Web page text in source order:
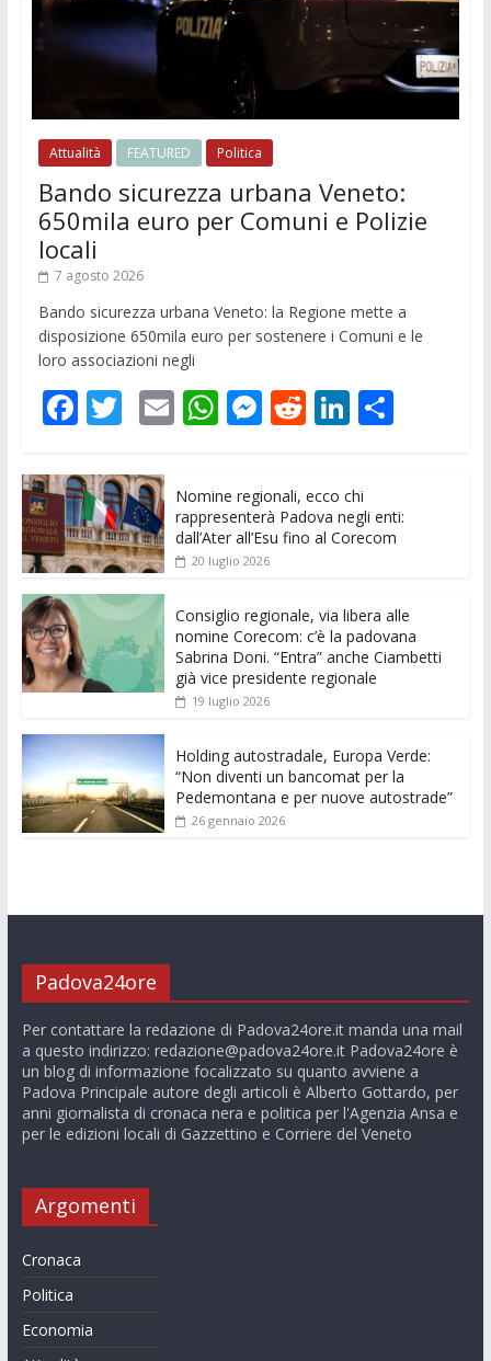
Attualità FEATURED Politica
Bando sicurezza urbana Veneto:
650mila euro per Comuni e Polizie
locali
7 agosto 2026
Bando sicurezza urbana Veneto: la Regione mette a
disposizione 650mila euro per sostenere i Comuni e le
loro associazioni negli
F
e
b
o
o
k
T
itt
er
E
l
W
s
A
p
p
M
ss
e
n
er
R
di
t
Li
k
e
dI
C
di
vi
Nomine regionali, ecco chi
rappresenterà Padova negli enti:
dall’Ater all’Esu fino al Corecom
20 luglio 2026
Consiglio regionale, via libera alle
nomine Corecom: c’è la padovana
Sabrina Doni. “Entra” anche Ciambetti
già vice presidente regionale
19 luglio 2026
Holding autostradale, Europa Verde:
“Non diventi un bancomat per la
Pedemontana e per nuove autostrade”
26 gennaio 2026
Padova24ore
Per contattare la redazione di Padova24ore.it manda una mail
a questo indirizzo: redazione@padova24ore.itPadova24ore è
un blog di informazione focalizzato su quanto avviene a
Padova Principale autore degli articoli è Alberto Gottardo, per
anni giornalista di cronaca nera e politica per l'Agenzia Ansa e
per le edizioni locali di Gazzettino e Corriere del Veneto
Argomenti
Cronaca
Politica
Economia